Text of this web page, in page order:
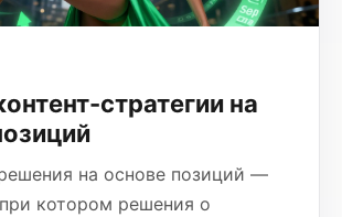
стратегии на
на основе позиций —
котором решения о